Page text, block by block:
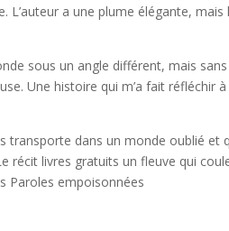
L’auteur a une plume élégante,
sous un angle différent, mais
Une histoire qui m’a fait réfléchir
transporte dans un monde oublié et
récit livres gratuits un fleuve qui
Paroles empoisonnées